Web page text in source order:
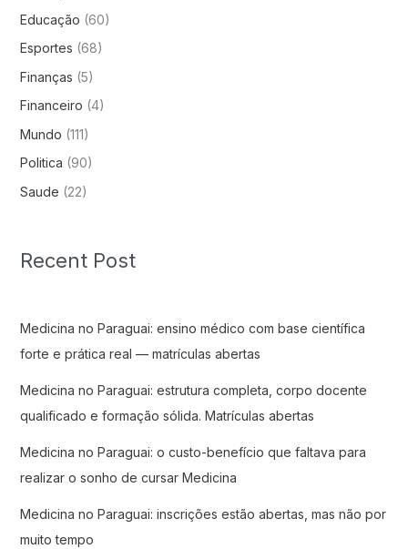
Educação (60)
Esportes (68)
Finanças (5)
Financeiro (4)
Mundo (111)
Politica (90)
Saude (22)
Recent Post
Medicina no Paraguai: ensino médico com base científica
forte e prática real — matrículas abertas
Medicina no Paraguai: estrutura completa, corpo docente
qualificado e formação sólida. Matrículas abertas
Medicina no Paraguai: o custo-benefício que faltava para
realizar o sonho de cursar Medicina
Medicina no Paraguai: inscrições estão abertas, mas não por
muito tempo